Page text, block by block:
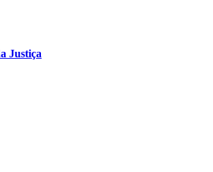
Justiça